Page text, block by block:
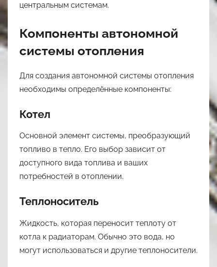
центральным системам.
Компоненты автономной
системы отопления
Для создания автономной системы отопления
необходимы определённые компоненты:
Котел
Основной элемент системы, преобразующий
топливо в тепло. Его выбор зависит от
доступного вида топлива и ваших
потребностей в отоплении.
Теплоноситель
Жидкость, которая переносит теплоту от
котла к радиаторам. Обычно это вода, но
могут использоваться и другие теплоносители.